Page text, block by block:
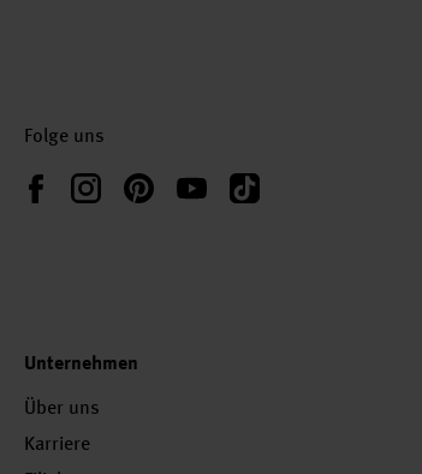
Folge uns
FacebookInstagramPinterestYouTubeTikTok
Unternehmen
Über uns
Karriere